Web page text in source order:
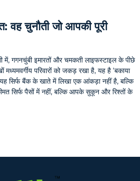
वह चुनौती जो आपकी पूरी
गगनचुंबी इमारतों और चमकती लाइफस्टाइल के पीछे
परिवारों को जकड़ रखा है, यह है ‘बकाया
बैंक के खाते में लिखा एक आंकड़ा नहीं है, बल्कि
सिर्फ पैसों में नहीं, बल्कि आपके सुकून और रिश्तों के